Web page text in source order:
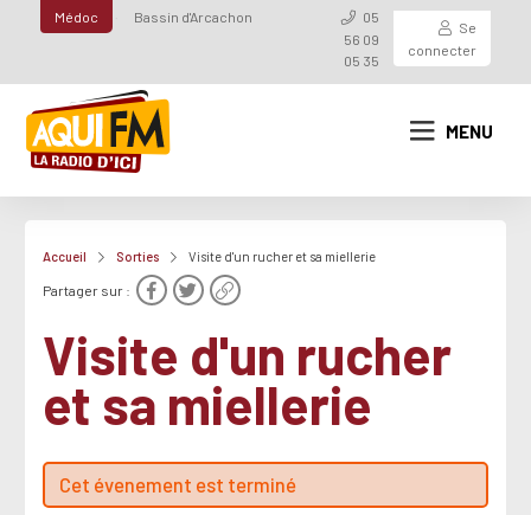
Médoc Bassin d'Arcachon
05
56 09
05 35
Se
connecter
MENU
Accueil Sorties Visite d'un rucher et sa miellerie
Partager sur :
Visite d'un rucher
et sa miellerie
Cet évenement est terminé